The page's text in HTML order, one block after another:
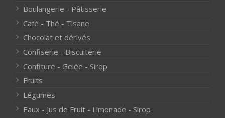
Boulangerie - Pâtisserie
Café - Thé - Tisane
Chocolat et dérivés
Confiserie - Biscuiterie
Confiture - Gelée - Sirop
Fruits
Légumes
Eaux - Jus de Fruit - Limonade - Sirop